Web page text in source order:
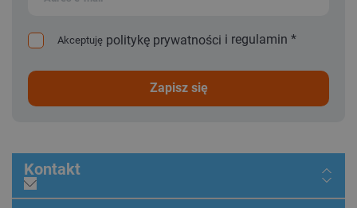
Akceptuję politykę prywatności i regulamin *
zapisz się
Kontakt